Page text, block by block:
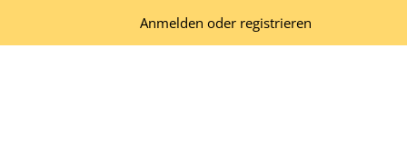
Anmelden oder registrieren